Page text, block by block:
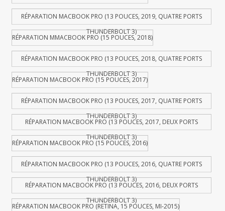
RÉPARATION MACBOOK PRO (13 POUCES, 2019, QUATRE PORTS
THUNDERBOLT 3)
RÉPARATION MMACBOOK PRO (15 POUCES, 2018)
RÉPARATION MACBOOK PRO (13 POUCES, 2018, QUATRE PORTS
THUNDERBOLT 3)
RÉPARATION MACBOOK PRO (15 POUCES, 2017)
RÉPARATION MACBOOK PRO (13 POUCES, 2017, QUATRE PORTS
THUNDERBOLT 3)
RÉPARATION MACBOOK PRO (13 POUCES, 2017, DEUX PORTS
THUNDERBOLT 3)
RÉPARATION MACBOOK PRO (15 POUCES, 2016)
RÉPARATION MACBOOK PRO (13 POUCES, 2016, QUATRE PORTS
THUNDERBOLT 3)
RÉPARATION MACBOOK PRO (13 POUCES, 2016, DEUX PORTS
THUNDERBOLT 3)
RÉPARATION MACBOOK PRO (RETINA, 15 POUCES, MI-2015)